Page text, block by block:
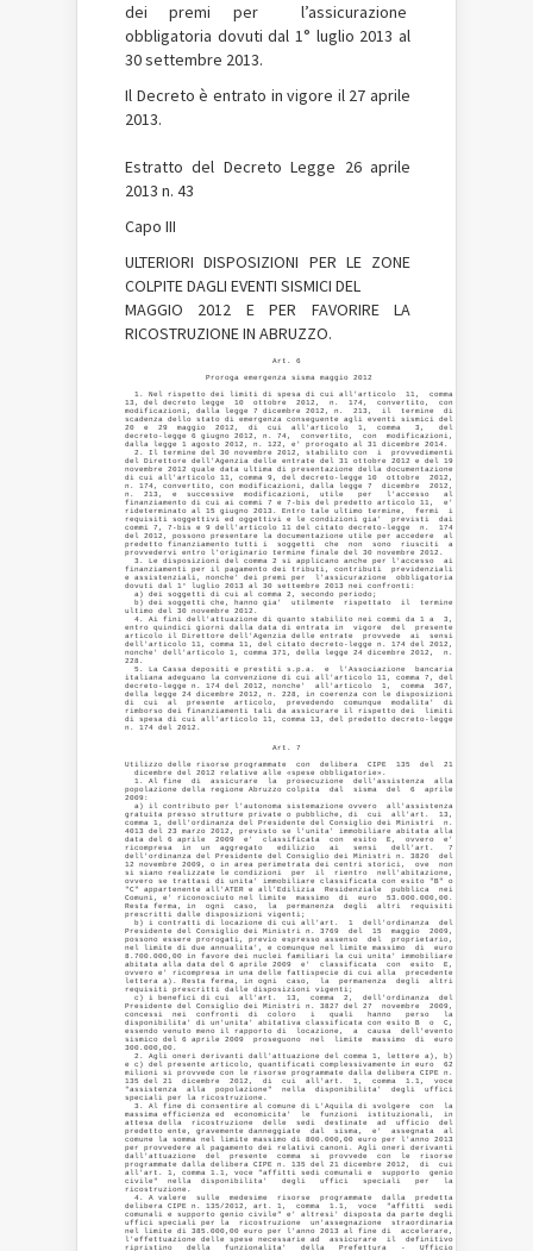
dei premi per l’assicurazione
obbligatoria dovuti dal 1° luglio 2013 al
30 settembre 2013.
Il Decreto è entrato in vigore il 27 aprile
2013.
Estratto del Decreto Legge 26 aprile
2013 n. 43
Capo III
ULTERIORI DISPOSIZIONI PER LE ZONE
COLPITE DAGLI EVENTI SISMICI DEL
MAGGIO 2012 E PER FAVORIRE LA
RICOSTRUZIONE IN ABRUZZO.
                               Art. 6
                 Proroga emergenza sisma maggio 2012
  1. Nel rispetto dei limiti di spesa di cui all'articolo  11,  comma
13, del decreto legge  10  ottobre  2012,  n.  174,  convertito,  con
modificazioni, dalla legge 7 dicembre 2012, n.  213,  il  termine  di
scadenza dello stato di emergenza conseguente agli eventi sismici del
20  e  29  maggio  2012,  di  cui  all'articolo  1,  comma   3,   del
decreto-legge 6 giugno 2012, n. 74,  convertito,  con  modificazioni,
dalla legge 1 agosto 2012, n. 122, e' prorogato al 31 dicembre 2014.
  2. Il termine del 30 novembre 2012, stabilito con  i  provvedimenti
del Direttore dell'Agenzia delle entrate del 31 ottobre 2012 e del 19
novembre 2012 quale data ultima di presentazione della documentazione
di cui all'articolo 11, comma 9, del decreto-legge 10  ottobre  2012,
n. 174, convertito, con modificazioni, dalla legge 7  dicembre  2012,
n.  213,  e  successive  modificazioni,  utile   per   l'accesso   al
finanziamento di cui ai commi 7 e 7-bis del predetto articolo 11,  e'
rideterminato al 15 giugno 2013. Entro tale ultimo termine,  fermi  i
requisiti soggettivi ed oggettivi e le condizioni gia'  previsti  dai
commi 7, 7-bis e 9 dell'articolo 11 del citato decreto-legge  n.  174
del 2012, possono presentare la documentazione utile per accedere  al
predetto finanziamento tutti i  soggetti  che  non  sono  riusciti  a
provvedervi entro l'originario termine finale del 30 novembre 2012.
  3. Le disposizioni del comma 2 si applicano anche per l'accesso  ai
finanziamenti per il pagamento dei tributi, contributi  previdenziali
e assistenziali, nonche' dei premi per  l'assicurazione  obbligatoria
dovuti dal 1° luglio 2013 al 30 settembre 2013 nei confronti:
  a) dei soggetti di cui al comma 2, secondo periodo;
  b) dei soggetti che, hanno gia'  utilmente  rispettato  il  termine
ultimo del 30 novembre 2012.
  4. Ai fini dell'attuazione di quanto stabilito nei commi da 1 a  3,
entro quindici giorni dalla data di entrata in  vigore  del  presente
articolo il Direttore dell'Agenzia delle entrate  provvede  ai  sensi
dell'articolo 11, comma 11, del citato decreto-legge n. 174 del 2012,
nonche' dell'articolo 1, comma 371, della legge 24 dicembre 2012,  n.
228.
  5. La Cassa depositi e prestiti s.p.a.  e  l'Associazione  bancaria
italiana adeguano la convenzione di cui all'articolo 11, comma 7, del
decreto-legge n. 174 del 2012, nonche'  all'articolo  1,  comma  367,
della legge 24 dicembre 2012, n. 228, in coerenza con le disposizioni
di  cui  al  presente  articolo,  prevedendo  comunque  modalita'  di
rimborso dei finanziamenti tali da assicurare il rispetto dei  limiti
di spesa di cui all'articolo 11, comma 13, del predetto decreto-legge
n. 174 del 2012.
                               Art. 7
Utilizzo delle risorse programmate  con  delibera  CIPE  135  del  21
  dicembre del 2012 relative alle «spese obbligatorie».
  1. Al fine  di  assicurare  la  prosecuzione  dell'assistenza  alla
popolazione della regione Abruzzo colpita  dal  sisma  del  6  aprile
2009:
  a) il contributo per l'autonoma sistemazione ovvero  all'assistenza
gratuita presso strutture private o pubbliche, di  cui  all'art.  13,
comma 1, dell'ordinanza del Presidente del Consiglio dei Ministri  n.
4013 del 23 marzo 2012, previsto se l'unita' immobiliare abitata alla
data del 6 aprile  2009  e'  classificata  con  esito  E,  ovvero  e'
ricompresa  in  un  aggregato   edilizio   ai   sensi   dell'art.   7
dell'ordinanza del Presidente del Consiglio dei Ministri n. 3820  del
12 novembre 2009, o in area perimetrata dei centri storici,  ove  non
si siano realizzate le condizioni  per  il  rientro  nell'abitazione,
ovvero se trattasi di unita' immobiliare classificata con esito "B" o
"C" appartenente all'ATER e all'Edilizia  Residenziale  pubblica  nei
Comuni, e' riconosciuto nel limite  massimo  di  euro  53.000.000,00.
Resta ferma, in  ogni  caso,  la  permanenza  degli  altri  requisiti
prescritti dalle disposizioni vigenti;
  b) i contratti di locazione di cui all'art.  1  dell'ordinanza  del
Presidente del Consiglio dei Ministri n. 3769  del  15  maggio  2009,
possono essere prorogati, previo espresso assenso  del  proprietario,
nel limite di due annualita', e comunque nel limite massimo  di  euro
8.700.000,00 in favore dei nuclei familiari la cui unita' immobiliare
abitata alla data del 6 aprile 2009  e'  classificata  con  esito  E,
ovvero e' ricompresa in una delle fattispecie di cui alla  precedente
lettera a). Resta ferma, in ogni  caso,  la  permanenza  degli  altri
requisiti prescritti dalle disposizioni vigenti;
  c) i benefici di cui  all'art.  13,  comma  2,  dell'ordinanza  del
Presidente del Consiglio dei Ministri n. 3827 del 27  novembre  2009,
concessi  nei  confronti  di  coloro   i   quali   hanno   perso   la
disponibilita' di un'unita' abitativa classificata con esito B  o  C,
essendo venuto meno il rapporto di  locazione,  a  causa  dell'evento
sismico del 6 aprile 2009  proseguono  nel  limite  massimo  di  euro
300.000,00.
  2. Agli oneri derivanti dall'attuazione del comma 1, lettere a), b)
e c) del presente articolo, quantificati complessivamente in euro  62
milioni si provvede con le risorse programmate dalla delibera CIPE n.
135 del 21  dicembre  2012,  di  cui  all'art.  1,  comma  1.1,  voce
"assistenza  alla  popolazione"  nella  disponibilita'  degli  uffici
speciali per la ricostruzione.
  3. Al fine di consentire al comune di L'Aquila di svolgere  con  la
massima efficienza ed  economicita'  le  funzioni  istituzionali,  in
attesa della  ricostruzione  delle  sedi  destinate  ad  ufficio  del
predetto ente, gravemente danneggiate  dal  sisma,  e'  assegnata  al
comune la somma nel limite massimo di 800.000,00 euro per l'anno 2013
per provvedere al pagamento dei relativi canoni. Agli oneri derivanti
dall'attuazione  del  presente  comma  si  provvede  con  le  risorse
programmate dalla delibera CIPE n. 135 del 21 dicembre 2012,  di  cui
all'art. 1, comma 1.1, voce "affitti sedi comunali e  supporto  genio
civile"  nella  disponibilita'   degli   uffici   speciali   per   la
ricostruzione.
  4. A valere  sulle  medesime  risorse  programmate  dalla  predetta
delibera CIPE n. 135/2012, art. 1,  comma  1.1,  voce  "affitti  sedi
comunali e supporto genio civile" e' altresi' disposta da parte degli
uffici speciali per la  ricostruzione  un'assegnazione  straordinaria
nel limite di 385.000,00 euro per l'anno 2013 al fine di  accelerare,
l'effettuazione delle spese necessarie ad  assicurare  il  definitivo
ripristino   della   funzionalita'   della   Prefettura   -   Ufficio